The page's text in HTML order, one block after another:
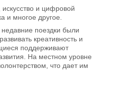
и цифровой
и многое другое.
поездки были
креативность и
поддерживают
На местном уровне
что дает им